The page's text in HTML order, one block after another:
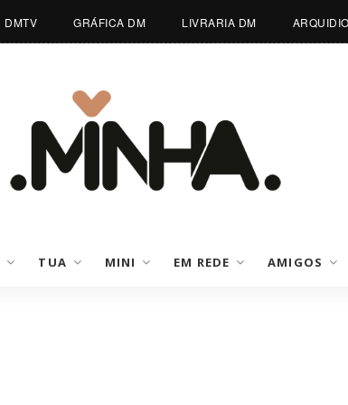
DMTV GRÁFICA DM LIVRARIA DM
TUA MINI EM REDE AMIGOS